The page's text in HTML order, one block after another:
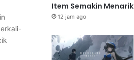
Item Semakin Menarik
12 jam ago